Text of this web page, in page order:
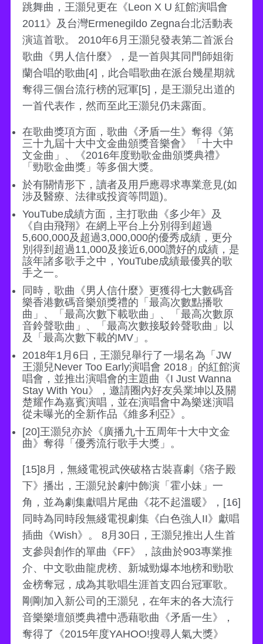
跳舞曲，王灝兒更在《Leon X U 紅館演唱會
2011》及台灣Ermenegildo Zegna台北活動表
演這首歌。 2010年6月王灝兒發表第二首派台
歌曲《男人信什麼》，是一首與其同門師姐衛
蘭合唱的歌曲[4]，此合唱歌曲在派台幾星期就
奪得三個台流行榜的冠軍[5]，是王灝兒出道的
一首代表作，然而至此王灝兒仍未露面。
在歌曲獎項方面，歌曲《矛盾一生》奪得《第
三十九屆十大中文金曲頒獎音樂會》「十大中
文金曲」、《2016年度勁歌金曲頒獎典禮》
「勁歌金曲獎」等多個大獎。
於有關情形下，讀者及用戶應尋求專業意見(如
涉及醫療、法律或投資等問題)。
YouTube成績方面，主打歌曲《多少年》及
《自由飛翔》在網上平台上分別得到超過
5,600,000及超過3,000,000的優秀成績，更分
別得到超過11,000及接近6,000讚好的成績，是
該年諸多歌手之中，YouTube成績最優異的歌
手之一。
同時，歌曲《男人信什麼》更獲得七大數碼音
樂香港數碼音樂頒獎禮的「最高次數點播歌
曲」、「最高次數下載歌曲」、「最高次數原
音鈴聲歌曲」、「最高次數接駁鈴聲歌曲」以
及「最高次數下載的MV」。
2018年1月6日，王灝兒舉行了一場名為「JW
王灝兒Never Too Early演唱會 2018」的紅館演
唱會，並推出演唱會的主題曲《I Just Wanna
Stay With You》，邀請圈內好友吳業坤以及關
楚耀作為嘉賓演唱，並在演唱會中為樂迷演唱
從未曝光的全新作品《維多利亞》。
[20]王灝兒亦於《廣播九十五周年十大中文金
曲》奪得「優秀流行歌手大獎」。
[15]8月，無綫電視武俠破格古裝喜劇《痞子殿
下》播出，王灝兒於劇中飾演「霍小妹」一
角，並為劇集獻唱片尾曲《花不起溫暖》，[16]
同時為同時段無綫電視劇集《白色強人II》獻唱
插曲《Wish》。 8月30日，王灝兒推出人生首
支參與創作的單曲《FF》，該曲於903專業推
介、中文歌曲龍虎榜、新城勁爆本地榜和勁歌
金榜奪冠，成為其歌唱生涯首支四台冠軍歌。
剛剛加入新公司的王灝兒，在年末的各大流行
音樂樂壇頒獎典禮中憑藉歌曲《矛盾一生》，
奪得了《2015年度YAHOO!搜尋人氣大獎》